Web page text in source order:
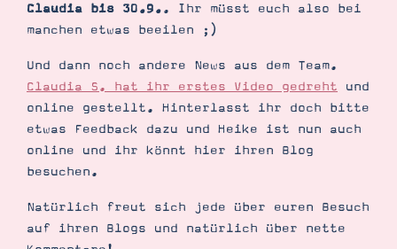
Claudia bis 30.9.. Ihr müsst euch also bei
manchen etwas beeilen ;)
Und dann noch andere News aus dem Team.
Claudia S. hat ihr erstes Video gedreht und
online gestellt. Hinterlasst ihr doch bitte
etwas Feedback dazu und Heike ist nun auch
online und ihr könnt hier ihren Blog
besuchen.
Natürlich freut sich jede über euren Besuch
auf ihren Blogs und natürlich über nette